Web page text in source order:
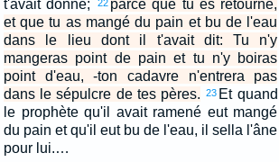
t'avait donné;
22 parce que tu es retourné,
et que tu as mangé du pain et bu de l'eau
dans le lieu dont il t'avait dit: Tu n'y
mangeras point de pain et tu n'y boiras
point d'eau, -ton cadavre n'entrera pas
dans le sépulcre de tes pères.
23 Et quand
le prophète qu'il avait ramené eut mangé
du pain et qu'il eut bu de l'eau, il sella l'âne
pour lui.…